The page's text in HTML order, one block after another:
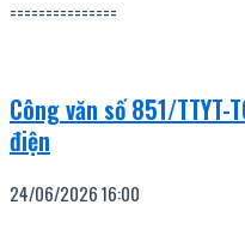
===============
Công văn số 851/TTYT-
điện
24/06/202616:00